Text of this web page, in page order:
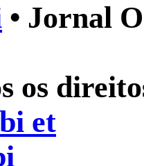
• Jornal
os